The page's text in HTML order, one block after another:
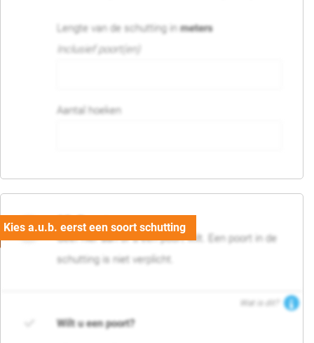
Lengte van de schutting inmeters
Inclusief poort(en)
Aantal hoeken
05. Poort
Geef hier aan of u een poort wilt. Een poort in de
schutting is niet verplicht.
Wat is dit?
Wilt u een poort?